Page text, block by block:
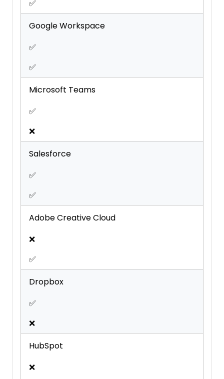
Time Management
Travel Management
Workflow Management
✅
Google Workspace
✅
✅
Microsoft Teams
✅
❌
Salesforce
✅
✅
Adobe Creative Cloud
❌
✅
Dropbox
✅
❌
HubSpot
❌